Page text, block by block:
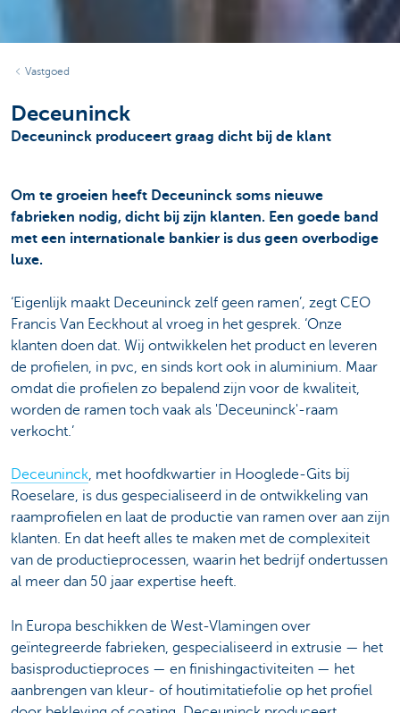
Vastgoed
Deceuninck
Deceuninck produceert graag dicht bij de klant
Om te groeien heeft Deceuninck soms nieuwe
fabrieken nodig, dicht bij zijn klanten. Een goede band
met een internationale bankier is dus geen overbodige
luxe.
‘Eigenlijk maakt Deceuninck zelf geen ramen’, zegt CEO
Francis Van Eeckhout al vroeg in het gesprek. ‘Onze
klanten doen dat. Wij ontwikkelen het product en leveren
de profielen, in pvc, en sinds kort ook in aluminium. Maar
omdat die profielen zo bepalend zijn voor de kwaliteit,
worden de ramen toch vaak als 'Deceuninck'-raam
verkocht.’
Deceuninck, met hoofdkwartier in Hooglede-Gits bij
Roeselare, is dus gespecialiseerd in de ontwikkeling van
raamprofielen en laat de productie van ramen over aan zijn
klanten. En dat heeft alles te maken met de complexiteit
van de productieprocessen, waarin het bedrijf ondertussen
al meer dan 50 jaar expertise heeft.
In Europa beschikken de West-Vlamingen over
geïntegreerde fabrieken, gespecialiseerd in extrusie — het
basisproductieproces — en finishingactiviteiten — het
aanbrengen van kleur- of houtimitatiefolie op het profiel